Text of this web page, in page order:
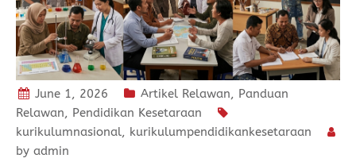
June 1, 2026 Artikel Relawan, Panduan
Relawan, Pendidikan Kesetaraan
kurikulumnasional, kurikulumpendidikankesetaraan
by admin